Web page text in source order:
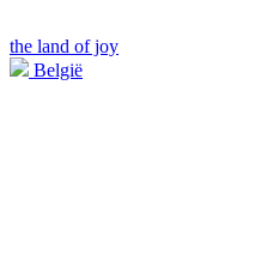
the land of joy
België